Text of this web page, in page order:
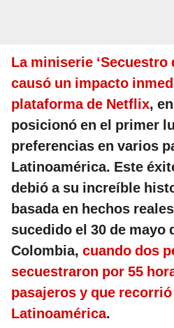
La miniserie ‘Secuestro
causó un impacto
plataforma de Netflix,
posicionó en el primer
preferencias en varios
Latinoamérica. Este
debió a su increíble
basada en hechos
sucedido el 30 de mayo
Colombia, cuando dos
secuestraron por 55
pasajeros y que
Latinoamérica.